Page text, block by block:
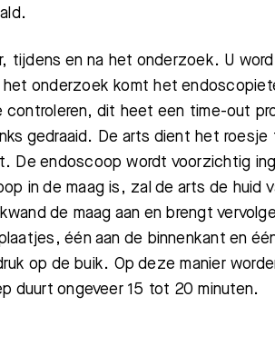
tijdens en na het onderzoek. U
het onderzoek komt het
controleren, dit heet een time-out
gedraaid. De arts dient het roesje
De endoscoop wordt voorzichtig
in de maag is, zal de arts de huid
de maag aan en brengt
één aan de binnenkant en
op de buik. Op deze manier
duurt ongeveer 15 tot 20 minuten.